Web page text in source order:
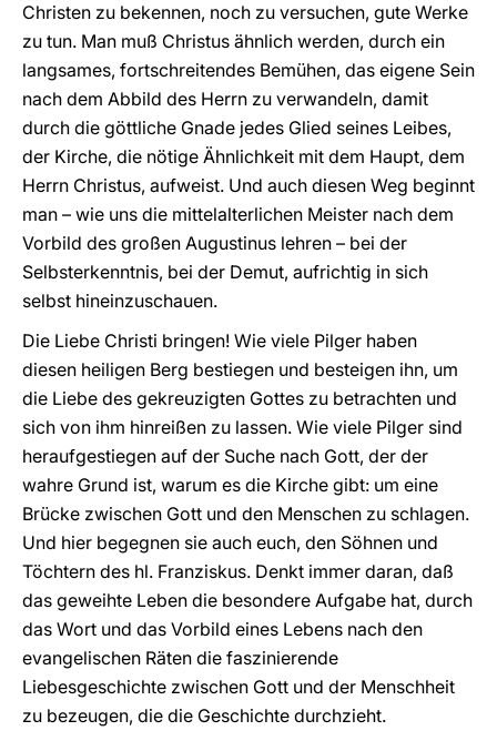
Christen zu bekennen, noch zu versuchen, gute Werke
zu tun. Man muß Christus ähnlich werden, durch ein
langsames, fortschreitendes Bemühen, das eigene Sein
nach dem Abbild des Herrn zu verwandeln, damit
durch die göttliche Gnade jedes Glied seines Leibes,
der Kirche, die nötige Ähnlichkeit mit dem Haupt, dem
Herrn Christus, aufweist. Und auch diesen Weg beginnt
man – wie uns die mittelalterlichen Meister nach dem
Vorbild des großen Augustinus lehren – bei der
Selbsterkenntnis, bei der Demut, aufrichtig in sich
selbst hineinzuschauen.
Die Liebe Christi bringen! Wie viele Pilger haben
diesen heiligen Berg bestiegen und besteigen ihn, um
die Liebe des gekreuzigten Gottes zu betrachten und
sich von ihm hinreißen zu lassen. Wie viele Pilger sind
heraufgestiegen auf der Suche nach Gott, der der
wahre Grund ist, warum es die Kirche gibt: um eine
Brücke zwischen Gott und den Menschen zu schlagen.
Und hier begegnen sie auch euch, den Söhnen und
Töchtern des hl. Franziskus. Denkt immer daran, daß
das geweihte Leben die besondere Aufgabe hat, durch
das Wort und das Vorbild eines Lebens nach den
evangelischen Räten die faszinierende
Liebesgeschichte zwischen Gott und der Menschheit
zu bezeugen, die die Geschichte durchzieht.